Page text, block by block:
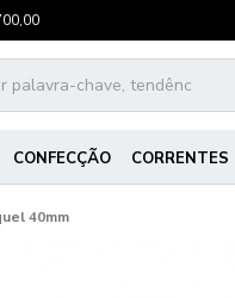
CONFECÇÃO CORRENTES
40mm